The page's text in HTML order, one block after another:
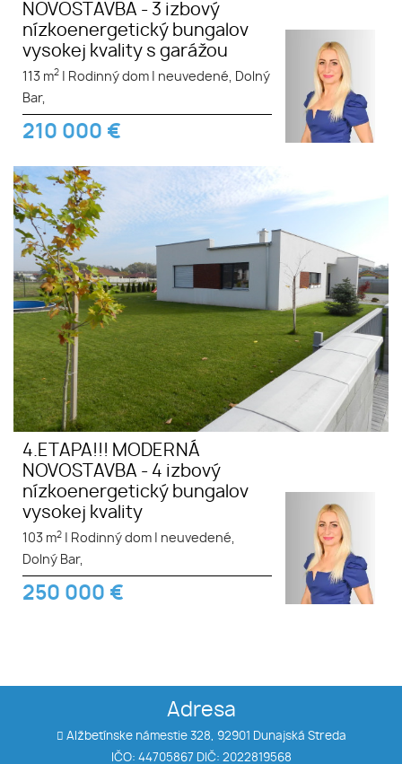
NOVOSTAVBA - 3 izbový
nízkoenergetický bungalov
vysokej kvality s garážou
113 m2 Rodinný dom
neuvedené, Dolný
Bar,
210 000 €
4. ETAPA!!! MODERNÁ
NOVOSTAVBA - 4 izbový
nízkoenergetický bungalov
vysokej kvality
4.ETAPA!!! MODERNÁ
NOVOSTAVBA - 4 izbový
nízkoenergetický bungalov
vysokej kvality
103 m2 Rodinný dom
neuvedené,
Dolný Bar,
250 000 €
Adresa
Alžbetínske námestie 328, 92901 Dunajská Streda
IČO: 44705867 DIČ: 2022819568